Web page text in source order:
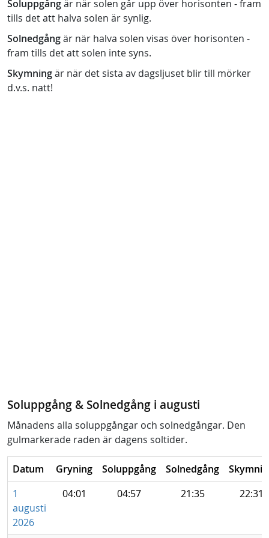
Soluppgångär när solen går upp över horisonten - fram
tills det att halva solen är synlig.
Solnedgångär när halva solen visas över horisonten -
fram tills det att solen inte syns.
Skymningär när det sista av dagsljuset blir till mörker
d.v.s. natt!
Soluppgång & Solnedgång i augusti
Månadens alla soluppgångar och solnedgångar. Den
gulmarkerade raden är dagens soltider.
Datum Gryning Soluppgång Solnedgång
1
augusti
2026
04:01 04:57 21:35 22:31